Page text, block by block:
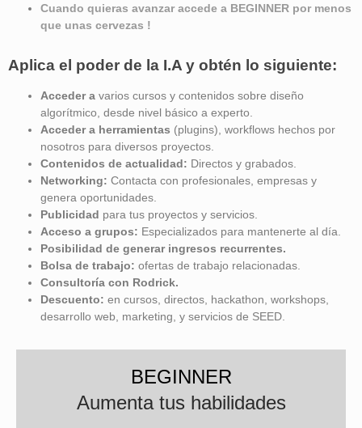
Cuando quieras avanzar accede a BEGINNER por menos
que unas cervezas !
Aplica el poder de la I.A y obtén lo siguiente:
Acceder a varios cursos y contenidos sobre diseño
algorítmico, desde nivel básico a experto.
Acceder a herramientas (plugins), workflows hechos por
nosotros para diversos proyectos.
Contenidos de actualidad: Directos y grabados.
Networking: Contacta con profesionales, empresas y
genera oportunidades.
Publicidad para tus proyectos y servicios.
Acceso a grupos: Especializados para mantenerte al día.
Posibilidad de generar ingresos recurrentes.
Bolsa de trabajo: ofertas de trabajo relacionadas.
Consultoría con Rodrick.
Descuento: en cursos, directos, hackathon, workshops,
desarrollo web, marketing, y servicios de SEED.
BEGINNER
Aumenta tus habilidades